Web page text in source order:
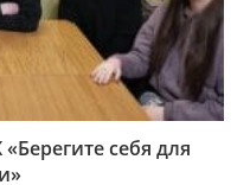
себя для